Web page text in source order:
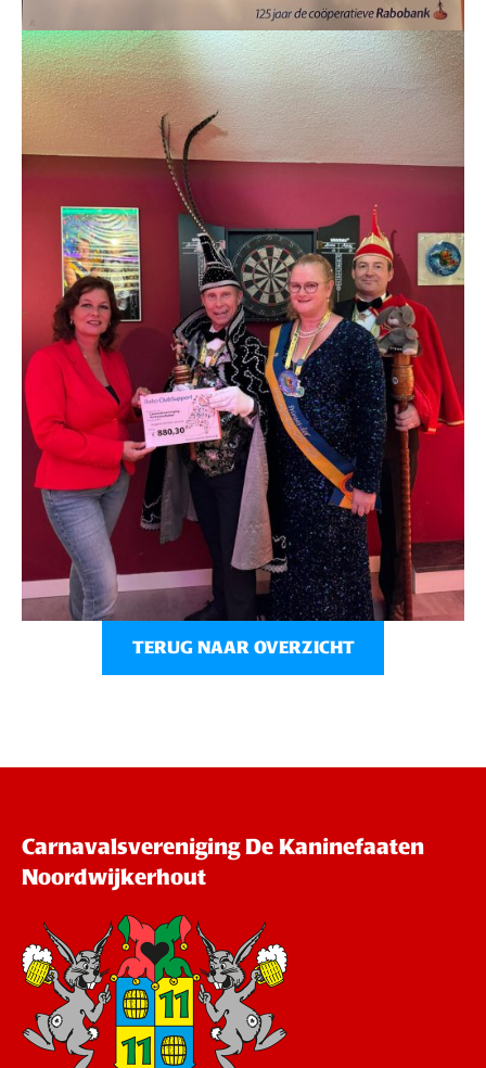
TERUG NAAR OVERZICHT
Carnavalsvereniging De Kaninefaaten
Noordwijkerhout